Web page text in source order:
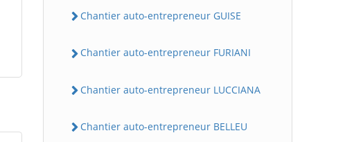
Chantier auto-entrepreneur GUISE
Chantier auto-entrepreneur FURIANI
Chantier auto-entrepreneur LUCCIANA
Chantier auto-entrepreneur BELLEU